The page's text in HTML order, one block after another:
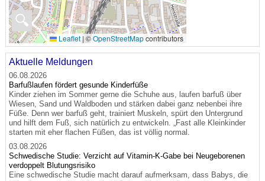
🔍
Leaflet |©OpenStreetMapcontributors
Aktuelle Meldungen
06.08.2026
Barfußlaufen fördert gesunde Kinderfüße
Kinder ziehen im Sommer gerne die Schuhe aus, laufen barfuß über
Wiesen, Sand und Waldboden und stärken dabei ganz nebenbei ihre
Füße. Denn wer barfuß geht, trainiert Muskeln, spürt den Untergrund
und hilft dem Fuß, sich natürlich zu entwickeln. „Fast alle Kleinkinder
starten mit eher flachen Füßen, das ist völlig normal.
03.08.2026
Schwedische Studie: Verzicht auf Vitamin-K-Gabe bei Neugeborenen
verdoppelt Blutungsrisiko
Eine schwedische Studie macht darauf aufmerksam, dass Babys, die